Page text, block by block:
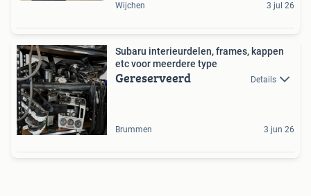
Wijchen 3 jul 26
Subaru interieurdelen, frames, kappen
etc voor meerdere type
Gereserveerd Details
Brummen 3 jun 26